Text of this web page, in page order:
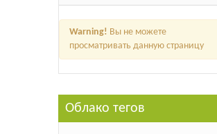
Warning! Вы не можете
просматривать данную страницу
Облако тегов